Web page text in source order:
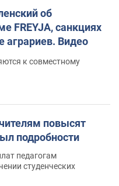
об
FREYJA, санкциях
аграриев. Видео
к совместному
повысят
подробности
педагогам
студенческих